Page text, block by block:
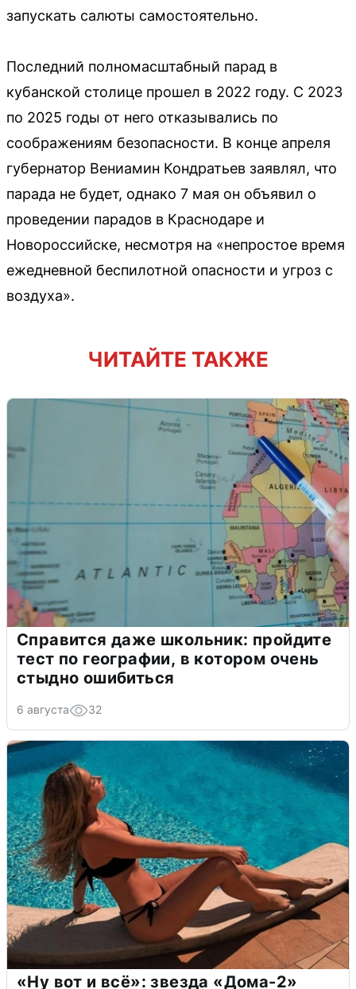
запускать салюты самостоятельно.
Последний полномасштабный парад в
кубанской столице прошел в 2022 году. С 2023
по 2025 годы от него отказывались по
соображениям безопасности. В конце апреля
губернатор Вениамин Кондратьев заявлял, что
парада не будет, однако 7 мая он объявил о
проведении парадов в Краснодаре и
Новороссийске, несмотря на «непростое время
ежедневной беспилотной опасности и угроз с
воздуха».
ЧИТАЙТЕ ТАКЖЕ
Справится даже школьник: пройдите
тест по географии, в котором очень
стыдно ошибиться
6 августа 32
«Ну вот и всё»: звезда «Дома-2»